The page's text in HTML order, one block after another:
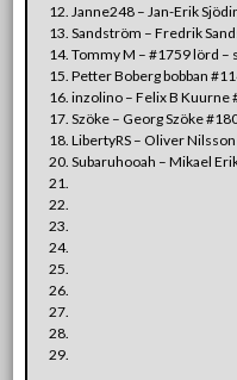
12. Janne248 – Jan-Erik
13. Sandström – Fredrik
14. Tommy M – #1759 lörd –
15. Petter Boberg bobban
16. inzolino – Felix B Kuurne
17. Szöke – Georg Szöke
18. LibertyRS – Oliver
20. Subaruhooah – Mikael
21.
22.
23.
24.
25.
26.
27.
28.
29.